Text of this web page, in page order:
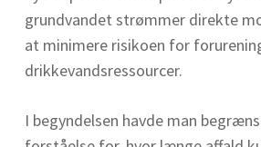
grundvandet strømmer direkte
at minimere risikoen for
drikkevandsressourcer.
I begyndelsen havde man